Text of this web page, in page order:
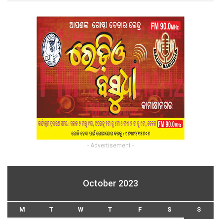
- Advertisement -
October 2023
M T W T F S S